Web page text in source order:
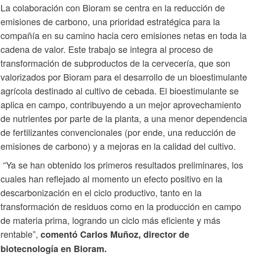
La colaboración con Bioram se centra en la reducción de
emisiones de carbono, una prioridad estratégica para la
compañía en su camino hacia cero emisiones netas en toda la
cadena de valor. Este trabajo se integra al proceso de
transformación de subproductos de la cervecería, que son
valorizados por Bioram para el desarrollo de un bioestimulante
agrícola destinado al cultivo de cebada. El bioestimulante se
aplica en campo, contribuyendo a un mejor aprovechamiento
de nutrientes por parte de la planta, a una menor dependencia
de fertilizantes convencionales (por ende, una reducción de
emisiones de carbono) y a mejoras en la calidad del cultivo.
“Ya se han obtenido los primeros resultados preliminares, los
cuales han reflejado al momento un efecto positivo en la
descarbonización en el ciclo productivo, tanto en la
transformación de residuos como en la producción en campo
de materia prima, logrando un ciclo más eficiente y más
rentable”, comentó Carlos Muñoz, director de
biotecnología en Bioram.